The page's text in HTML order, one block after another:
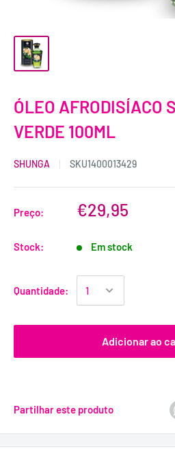
ÓLEO AFRODISÍACO
VERDE 100ML
SHUNGA SKU1400013429
Preço: €29,95
Stock: Em stock
Quantidade:
Adicionar ao
Partilhar este produto